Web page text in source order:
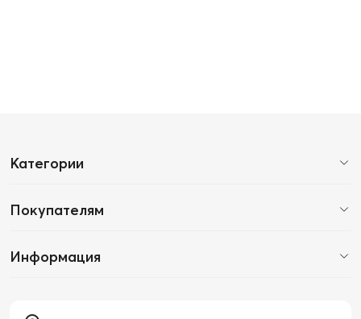
Категории
Покупателям
Информация